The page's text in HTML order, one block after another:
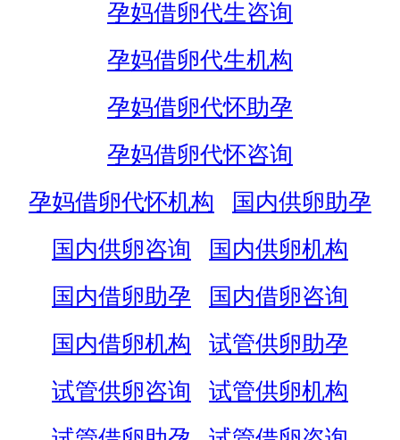
孕妈借卵代生咨询
孕妈借卵代生机构
孕妈借卵代怀助孕
孕妈借卵代怀咨询
孕妈借卵代怀机构
国内供卵助孕
国内供卵咨询
国内供卵机构
国内借卵助孕
国内借卵咨询
国内借卵机构
试管供卵助孕
试管供卵咨询
试管供卵机构